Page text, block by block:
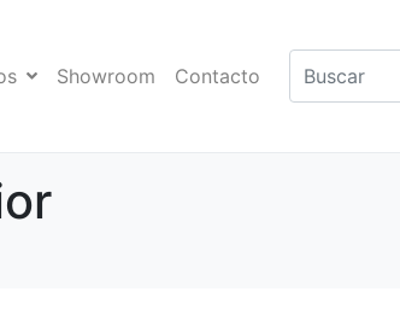
Showroom Contacto